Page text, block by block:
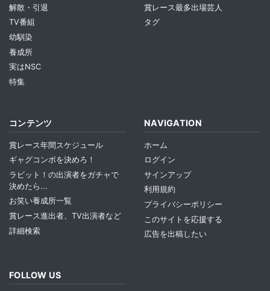
解散・引退
TV番組
幼馴染
養成所
実はNSC
特集
賞レース最多出場芸人
タグ
コンテンツ
賞レース年間スケジュール
ギャグコンボを決めろ！
ラビット！の出演者をガチャで
決めたら...
お笑い養成所一覧
賞レース進出者、TV出演者など
詳細検索
NAVIGATION
ホーム
ログイン
サインアップ
利用規約
プライバシーポリシー
このサイトを応援する
広告を出稿したい
FOLLOW US